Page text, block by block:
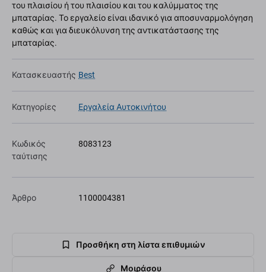
του πλαισίου ή του πλαισίου και του καλύμματος της
μπαταρίας. Το εργαλείο είναι ιδανικό για αποσυναρμολόγηση
καθώς και για διευκόλυνση της αντικατάστασης της
μπαταρίας.
Κατασκευαστής Best
Κατηγορίες Εργαλεία Αυτοκινήτου
Κωδικός
ταύτισης
8083123
Άρθρο 1100004381
Προσθήκη στη λίστα επιθυμιών
Μοιράσου